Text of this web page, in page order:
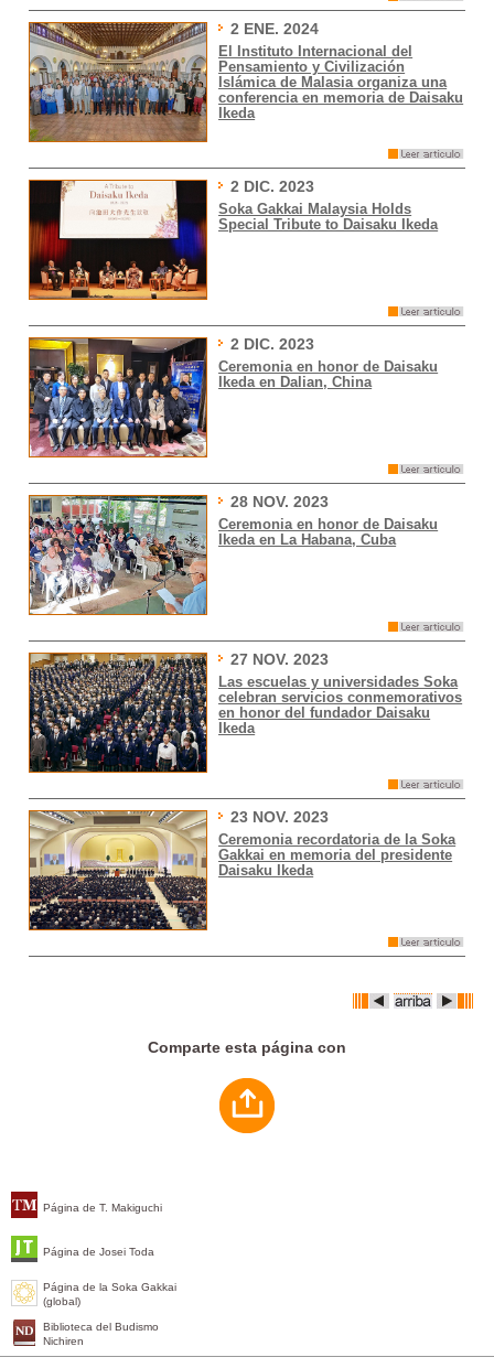
Página de T. Makiguchi
Página de Josei Toda
Página de la Soka Gakkai
(global)
Biblioteca del Budismo
Nichiren
2 ENE. 2024
El Instituto Internacional del
Pensamiento y Civilización
Islámica de Malasia organiza una
conferencia en memoria de Daisaku
Ikeda
2 DIC. 2023
Soka Gakkai Malaysia Holds
Special Tribute to Daisaku Ikeda
2 DIC. 2023
Ceremonia en honor de Daisaku
Ikeda en Dalian, China
28 NOV. 2023
Ceremonia en honor de Daisaku
Ikeda en La Habana, Cuba
27 NOV. 2023
Las escuelas y universidades Soka
celebran servicios conmemorativos
en honor del fundador Daisaku
Ikeda
23 NOV. 2023
Ceremonia recordatoria de la Soka
Gakkai en memoria del presidente
Daisaku Ikeda
Comparte esta página con